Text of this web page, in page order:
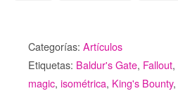
Categorías: Artículos
Etiquetas: Baldur's Gate, Fallout,
magic, isométrica, King's Bounty,